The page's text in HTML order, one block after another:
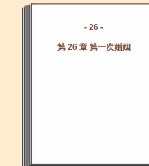
- 26 -
第 26 章 第一次婚姻